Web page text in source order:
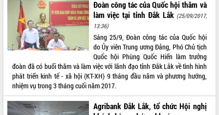
VĂN BẢN HĐND TỈNH
ĐIỂM TIN VĂN BẢN
Đoàn công tác của Quốc hội thăm và
làm việc tại tỉnh Đắk Lắk (25/09/2017,
13:36)
Sáng 25/9, Đoàn công tác của Quốc hội
do Ủy viên Trung ương Đảng, Phó Chủ tịch
Quốc hội Phùng Quốc Hiển làm trưởng
đoàn đã có buổi thăm và làm việc với lãnh đạo tỉnh Đắk Lắk về tình hình
phát triển kinh tế - xã hội (KT-XH) 9 tháng đầu năm và phương hướng,
nhiệm vụ trong 3 tháng cuối năm 2017.
Agribank Đắk Lắk, tổ chức Hội nghị